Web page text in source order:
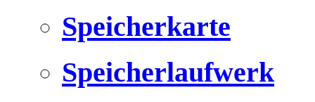
Speicherkarte
Speicherlaufwerk